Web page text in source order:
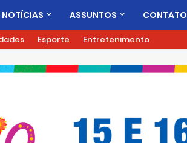
ASSUNTOS CONTATO
Esporte Entretenimento